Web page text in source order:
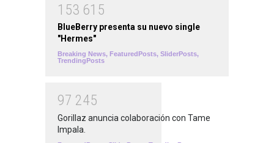
1 53 61 5
BlueBerry presenta su nuevo single
"Hermes"
Breaking News, FeaturedPosts, SliderPosts,
TrendingPosts
97 245
Gorillaz anuncia colaboración con Tame
Impala.